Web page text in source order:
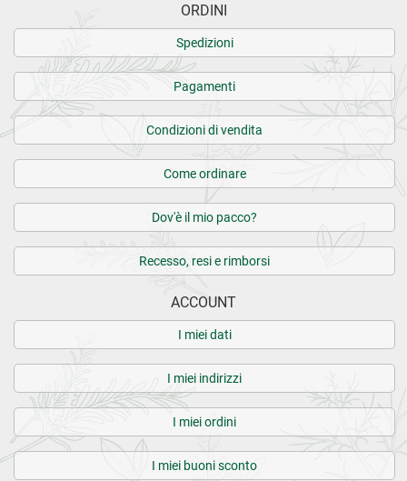
ORDINI
Spedizioni
Pagamenti
Condizioni di vendita
Come ordinare
Dov'è il mio pacco?
Recesso, resi e rimborsi
ACCOUNT
I miei dati
I miei indirizzi
I miei ordini
I miei buoni sconto